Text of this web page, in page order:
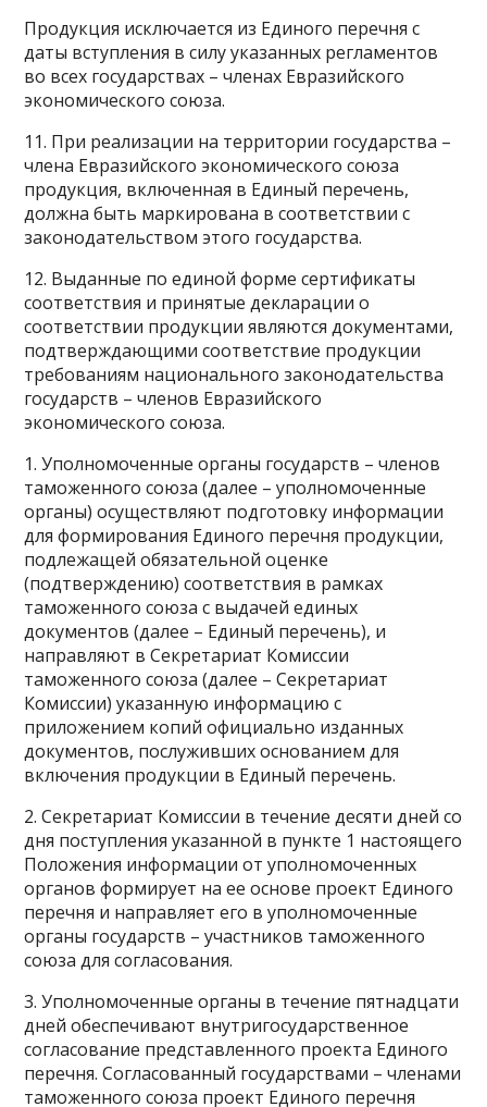
Продукция исключается из Единого перечня с
даты вступления в силу указанных регламентов
во всех государствах – членах Евразийского
экономического союза.
11. При реализации на территории государства –
члена Евразийского экономического союза
продукция, включенная в Единый перечень,
должна быть маркирована в соответствии с
законодательством этого государства.
12. Выданные по единой форме сертификаты
соответствия и принятые декларации о
соответствии продукции являются документами,
подтверждающими соответствие продукции
требованиям национального законодательства
государств – членов Евразийского
экономического союза.
1. Уполномоченные органы государств – членов
таможенного союза (далее – уполномоченные
органы) осуществляют подготовку информации
для формирования Единого перечня продукции,
подлежащей обязательной оценке
(подтверждению) соответствия в рамках
таможенного союза с выдачей единых
документов (далее – Единый перечень), и
направляют в Секретариат Комиссии
таможенного союза (далее – Секретариат
Комиссии) указанную информацию с
приложением копий официально изданных
документов, послуживших основанием для
включения продукции в Единый перечень.
2. Секретариат Комиссии в течение десяти дней со
дня поступления указанной в пункте 1 настоящего
Положения информации от уполномоченных
органов формирует на ее основе проект Единого
перечня и направляет его в уполномоченные
органы государств – участников таможенного
союза для согласования.
3. Уполномоченные органы в течение пятнадцати
дней обеспечивают внутригосударственное
согласование представленного проекта Единого
перечня. Согласованный государствами – членами
таможенного союза проект Единого перечня